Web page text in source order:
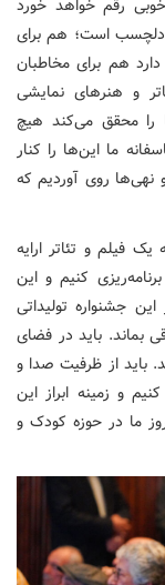
رقم خواهد خورد
است؛ هم برای
هم برای مخاطبان
و هنرهای نمایشی
را محقق می‌کند هیچ
ما این‌ها را کنار
نهی‌ها روی آوردیم که
فیلم و تئاتر ارایه
کنیم و این
جشنواره تولیداتی
بماند. باید در فضای
باید از ظرفیت صدا و
و زمینه ابراز این
ما در حوزه کودک و